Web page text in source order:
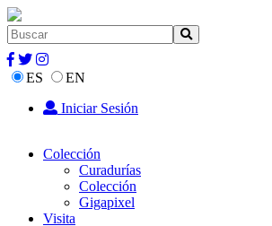
ES
EN
Iniciar Sesión
Colección
Curadurías
Colección
Gigapixel
Visita